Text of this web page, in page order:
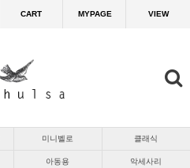
CART MYPAGE VIEW
미니벨로 클래식
아동용 악세사리